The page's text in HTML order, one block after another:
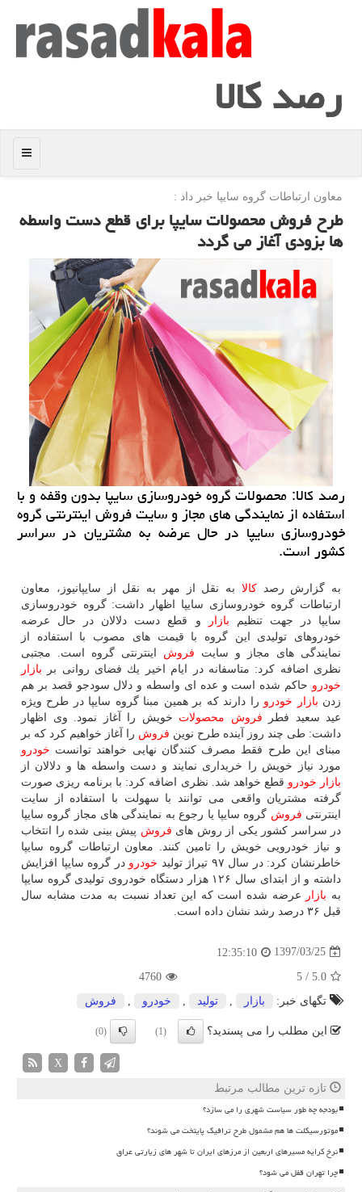
رصد كالا
منو
معاون ارتباطات گروه سایپا خبر داد :
طرح فروش محصولات سایپا برای قطع دست واسطه
ها بزودی آغاز می گردد
رصد كالا: محصولات گروه خودروسازی سایپا بدون وقفه و با
استفاده از نمایندگی های مجاز و سایت فروش اینترنتی گروه
خودروسازی سایپا در حال عرضه به مشتریان در سراسر
كشور است.
به گزارش رصدكالا به نقل از مهر به نقل از سایپانیوز، معاون
ارتباطات گروه خودروسازی سایپا اظهار داشت: گروه خودروسازی
سایپا در جهت تنظیم بازار
و قطع دست دلالان در حال عرضه
خودروهای تولیدی این گروه با قیمت های مصوب با استفاده از
نمایندگی های مجاز و سایت فروش اینترنتی گروه است. مجتبی
نظری اضافه كرد: متاسفانه در ایام اخیر یك فضای روانی بر بازار
خودرو حاكم شده است و عده ای واسطه و دلال سودجو قصد بر هم
زدن بازار خودرو را دارند كه بر همین مبنا گروه سایپا در طرح ویژه
عید سعید فطر فروش محصولات خویش را آغاز نمود. وی اظهار
داشت: طی چند روز آینده طرح نوین فروش را آغاز خواهیم كرد كه بر
مبنای این طرح فقط مصرف كنندگان نهایی خواهند توانست خودرو
مورد نیاز خویش را خریداری نمایند و دست واسطه ها و دلالان از
بازار خودرو قطع خواهد شد. نظری اضافه كرد: با برنامه ریزی صورت
گرفته مشتریان واقعی می توانند با سهولت با استفاده از سایت
اینترنتی فروش گروه سایپا یا رجوع به نمایندگی های مجاز گروه سایپا
در سراسر كشور یكی از روش های فروش پیش بینی شده را انتخاب
و نیاز خودرویی خویش را تامین كنند. معاون ارتباطات گروه سایپا
خاطرنشان كرد: در سال ۹۷ تیراژ تولید
خودرو در گروه سایپا افزایش
داشته و از ابتدای سال ۱۲۶ هزار دستگاه خودروی تولیدی گروه سایپا
به بازار
عرضه شده است كه این تعداد نسبت به مدت مشابه سال
قبل ۳۶ درصد رشد نشان داده است.
1397/03/25
12:35:10
5.0
/
5
4760
تگهای خبر:
بازار تولید خودرو فروش
این مطلب را می پسندید؟ (1)
(0)
X
تازه ترین مطالب مرتبط
بودجه چه طور سیاست شهری را می سازد؟
موتورسیکلت ها هم مشمول طرح ترافیک پایتخت می شوند؟
نرخ کرایه مسیرهای اربعین از مرزهای ایران تا شهر های زیارتی عراق
چرا تهران قفل می شود؟